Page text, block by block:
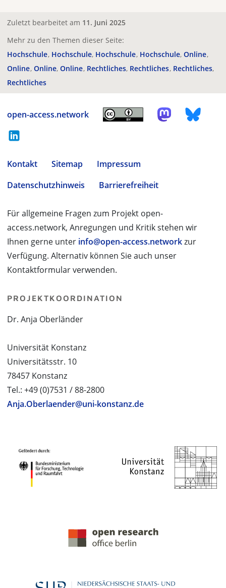
Zuletzt bearbeitet am 11. Juni 2025
Mehr zu den Themen dieser Seite:
Hochschule Hochschule Hochschule Hochschule Online
Online Online Online Rechtliches Rechtliches Rechtliches
Rechtliches
open-access.network
Kontakt Sitemap
Impressum
Datenschutzhinweis
Barrierefreiheit
Für allgemeine Fragen zum Projekt open-
access.network, Anregungen und Kritik stehen wir
Ihnen gerne unter info@open-access.networkzur
Verfügung. Alternativ können Sie auch unser
Kontaktformular verwenden.
PROJEKTKOORDINATION
Dr. Anja Oberländer
Universität Konstanz
Universitätsstr. 10
78457 Konstanz
Tel.: +49 (0)7531 / 88-2800
Anja.Oberlaender@uni-konstanz.de